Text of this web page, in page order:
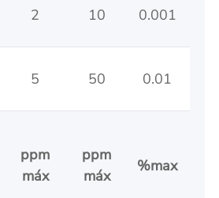
2 10 0.001
5 50 0.01
ppm
máx
ppm
máx
%max